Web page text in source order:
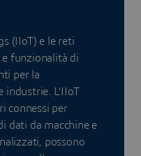
(IIoT) e le reti
funzionalità di
per la
industrie. L'IIoT
connessi per
dati da macchine e
possono